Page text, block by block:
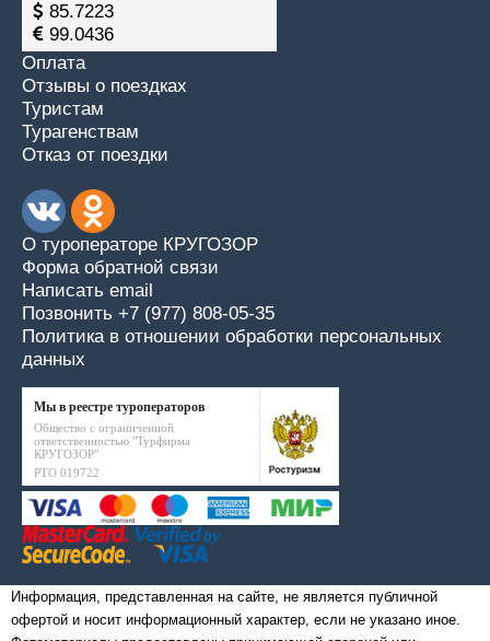
85.7223
99.0436
Оплата
Отзывы о поездках
Туристам
Турагенствам
Отказ от поездки
О туроператоре КРУГОЗОР
Форма обратной связи
Написать email
Позвонить +7 (977) 808-05-35
Политика в отношении обработки персональных
данных
Мы в реестре туроператоров
Общество с ограниченной
ответственностью "Турфирма
КРУГОЗОР"
РТО 019722
Информация, представленная на сайте, не является публичной
офертой и носит информационный характер, если не указано иное.